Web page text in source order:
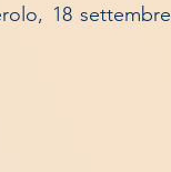
18 settembre